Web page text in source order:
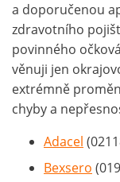
a doporučenou
zdravotního
povinného
věnuji jen
extrémně
chyby a
Adacel
Bexsero